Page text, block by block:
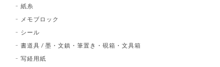
紙糸
メモブロック
シール
書道具 / 墨・文鎮・筆置き・硯箱・文具箱
写経用紙